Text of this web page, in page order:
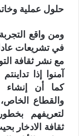
حلول عملية
ومن واقع
في تشريعات
مع نشر ثقافة
آمنوا إذا
كما أن إنشاء
والقطاع
لتعريفهم
ثقافة الادخار